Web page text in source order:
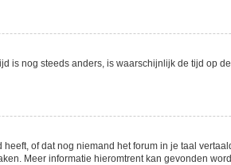
is nog steeds anders, is waarschijnlijk de tijd op
of dat nog niemand het forum in je taal
Meer informatie hieromtrent kan gevonden